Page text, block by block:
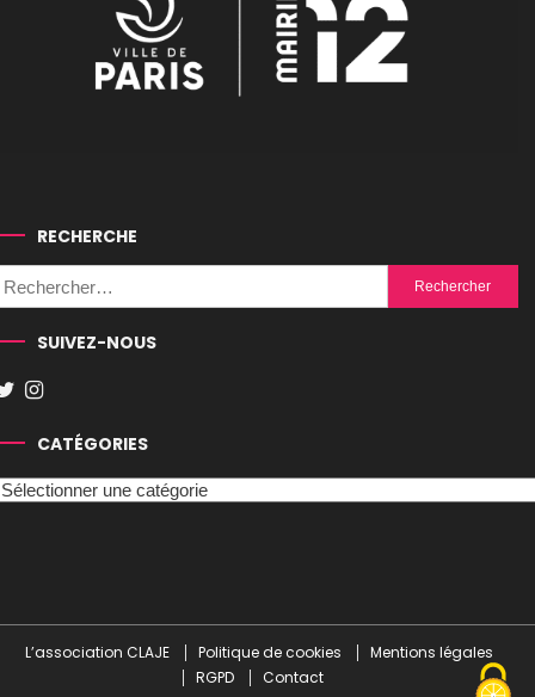
RECHERCHE
Rechercher :
SUIVEZ-NOUS
CATÉGORIES
L’association CLAJE Politique de cookies
Mentions légales
RGPD
Contact